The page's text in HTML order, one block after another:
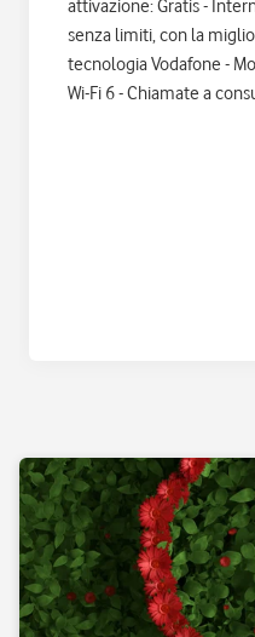
attivazione: Gratis -
senza limiti, con la
tecnologia Vodafone -
Wi-Fi 6 - Chiamate a